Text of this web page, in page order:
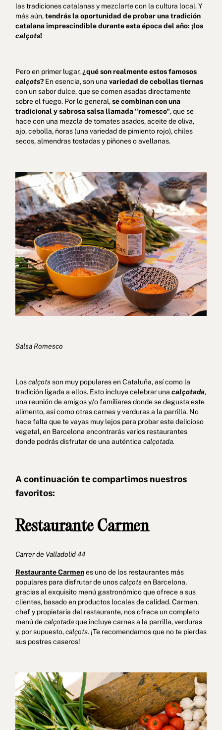
© 2026Aspasios | Todos los Derechos Reservados
las tradiciones catalanas y mezclarte con la cultura local. Y
más aún,tendrás la oportunidad de probar una tradición
catalana imprescindible durante esta época del año: ¡los
calçots!
Pero en primer lugar, ¿qué son realmente estos famosos
calçots?En esencia, son una variedad de cebollas tiernas
con un sabor dulce, que se comen asadas directamente
sobre el fuego. Por lo general,se combinan con una
tradicional y sabrosa salsa llamada "romesco", que se
hace con una mezcla de tomates asados, aceite de oliva,
ajo, cebolla, ñoras (una variedad de pimiento rojo), chiles
secos, almendras tostadas y piñones o avellanas.
Salsa Romesco
Loscalçotsson muy populares en Cataluña, así como la
tradición ligada a ellos. Esto incluye celebrar una calçotada,
una reunión de amigos y/o familiares donde se degusta este
alimento, así como otras carnes y verduras a la parrilla. No
hace falta que te vayas muy lejos para probar este delicioso
vegetal, en Barcelona encontrarás varios restaurantes
donde podrás disfrutar de una auténtica calçotada.
A continuación te compartimos nuestros
favoritos:
Restaurante Carmen
Carrer de Valladolid 44
Restaurante Carmenes uno de los restaurantes más
populares para disfrutar de unoscalçotsen Barcelona,
gracias al exquisito menú gastronómico que ofrece a sus
clientes, basado en productos locales de calidad. Carmen,
chef y propietaria del restaurante, nos ofrece un completo
menú decalçotadaque incluye carnes a la parrilla, verduras
y, por supuesto,calçots. ¡Te recomendamos que no te pierdas
sus postres caseros!